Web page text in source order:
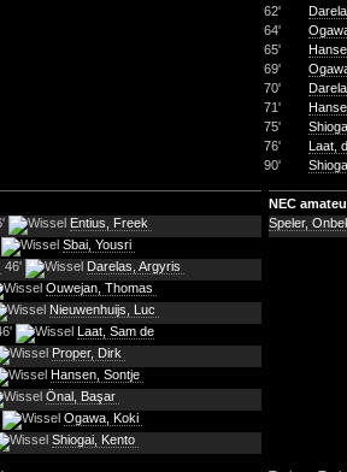
62'
64'
65'
69'
70'
71'
75'
76'
Laat,
90'
NEC
Entius, Freek
Sbai, Yousri
46'
Darelas, Argyris
Ouwejan, Thomas
Nieuwenhuijs, Luc
Laat, Sam de
Proper, Dirk
Hansen, Sontje
Önal, Başar
Ogawa, Koki
Shiogai, Kento
Speler,